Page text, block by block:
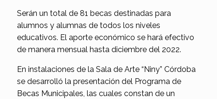
Serán un total de 81 becas destinadas para
alumnos y alumnas de todos los niveles
educativos. El aporte económico se hará efectivo
de manera mensual hasta diciembre del 2022.
En instalaciones de la Sala de Arte “Niny” Córdoba
se desarrolló la presentación del Programa de
Becas Municipales, las cuales constan de un